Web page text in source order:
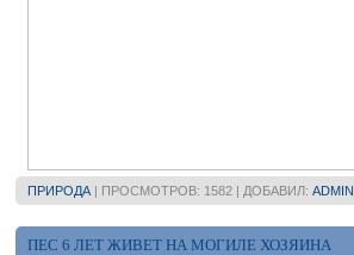
ПРИРОДА | ПРОСМОТРОВ: 1582 | ДОБАВИЛ: ADMIN
ПЕС 6 ЛЕТ ЖИВЕТ НА МОГИЛЕ ХОЗЯИНА